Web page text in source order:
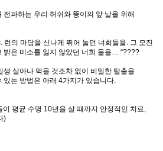
파하는 우리 허쉬와 뚱이의 앞 날을 위해
런의 마당을 신나게 뛰어 놀던 너희들을. 그 모진
밝은 미소를 잃지 않았던 너희 둘을… “????
생 살아나 먹을 것조차 없이 비밀한 탈출을
는 방법은 아래 4가지가 있습니다.
평균 수명 10년을 살 때까지 안정적인 치료,
)